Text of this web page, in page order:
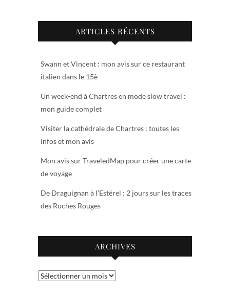
ARTICLES RÉCENTS
Swann et Vincent : mon avis sur ce restaurant
italien dans le 15è
Un week-end à Chartres en mode slow travel :
mon guide complet
Visiter la cathédrale de Chartres : toutes les
infos et mon avis
Mon avis sur TraveledMap pour créer une carte
de voyage
De Draguignan à l’Estérel : 2 jours sur les traces
des Roches Rouges
ARCHIVES
Archives